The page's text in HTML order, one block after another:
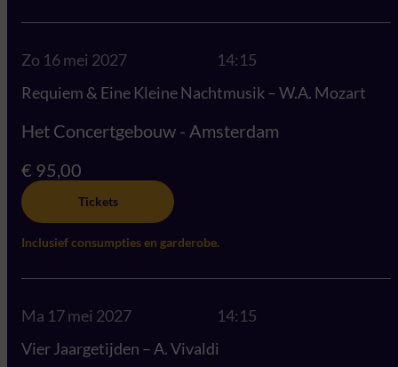
Zo 16 mei 2027
14:15
Requiem & Eine Kleine Nachtmusik – W.A. Mozart
Het Concertgebouw - Amsterdam
€ 95,00
Tickets
Inclusief consumpties en garderobe.
Ma 17 mei 2027
14:15
Vier Jaargetijden – A. Vivaldi